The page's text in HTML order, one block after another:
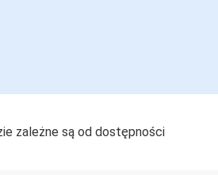
zależne są od dostępności